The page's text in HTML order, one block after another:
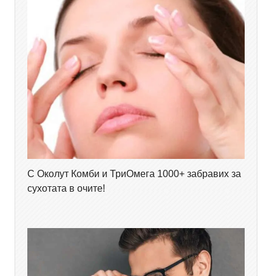
С Околут Комби и ТриОмега 1000+ забравих за
сухотата в очите!